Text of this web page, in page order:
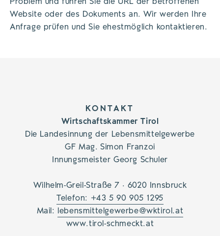
Website oder des Dokuments an. Wir werden Ihre
Anfrage prüfen und Sie ehestmöglich kontaktieren.
KONTAKT
Wirtschaftskammer Tirol
Die Landesinnung der Lebensmittelgewerbe
GF Mag. Simon Franzoi
Innungsmeister Georg Schuler
Wilhelm-Greil-Straße 7 · 6020 Innsbruck
Telefon: +43 5 90 905 1295
Mail: lebensmittelgewerbe@wktirol.at
www.tirol-schmeckt.at